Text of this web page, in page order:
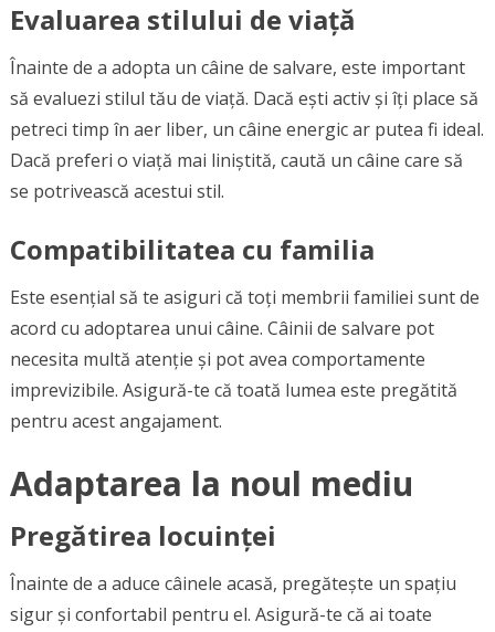
Evaluarea stilului de viață
Înainte de a adopta un câine de salvare, este important
să evaluezi stilul tău de viață. Dacă ești activ și îți place să
petreci timp în aer liber, un câine energic ar putea fi ideal.
Dacă preferi o viață mai liniștită, caută un câine care să
se potrivească acestui stil.
Compatibilitatea cu familia
Este esențial să te asiguri că toți membrii familiei sunt de
acord cu adoptarea unui câine. Câinii de salvare pot
necesita multă atenție și pot avea comportamente
imprevizibile. Asigură-te că toată lumea este pregătită
pentru acest angajament.
Adaptarea la noul mediu
Pregătirea locuinței
Înainte de a aduce câinele acasă, pregătește un spațiu
sigur și confortabil pentru el. Asigură-te că ai toate